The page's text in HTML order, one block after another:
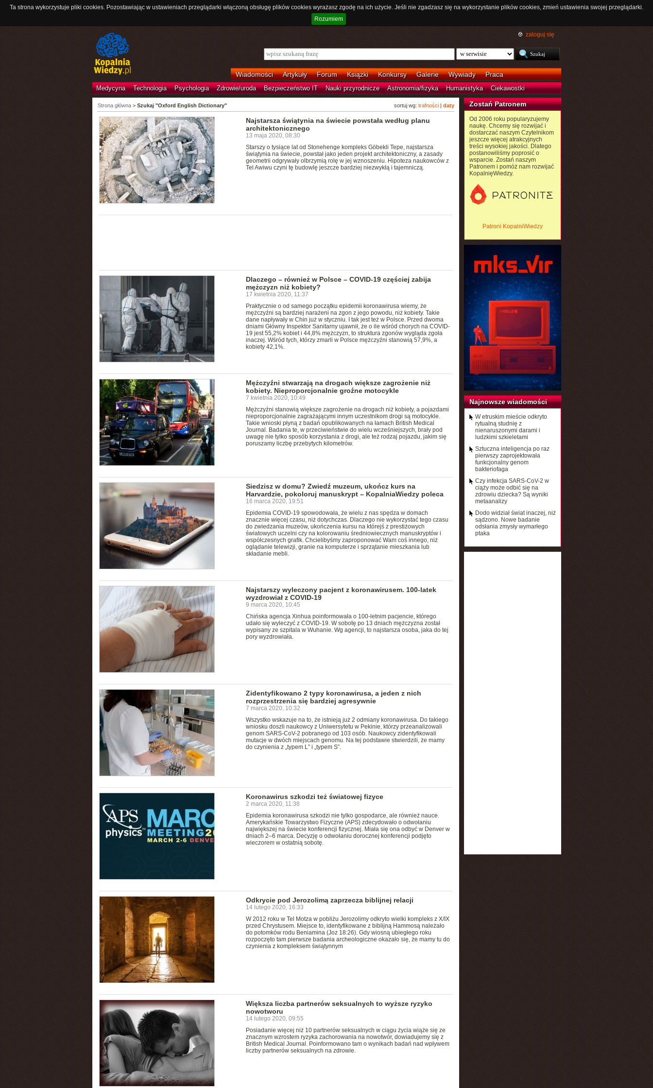
Ta strona wykorzystuje pliki cookies. Pozostawiając w ustawieniach przeglądarki włączoną obsługę plików cookies wyrażasz zgodę na ich użycie. Jeśli nie zgadzasz się na wykorzystanie plików cookies, zmień ustawienia swojej przeglądarki.
Rozumiem
zaloguj się
Wiadomości Artykuły Forum Książki Konkursy Galerie Wywiady Praca
Medycyna Technologia Psychologia Zdrowie/uroda Bezpieczeństwo IT Nauki przyrodnicze Astronomia/fizyka Humanistyka Ciekawostki
sortuj wg: trafności| daty
Strona główna> Szukaj "Oxford English Dictionary"
Najstarsza świątynia na świecie powstała według planu
architektonicznego
13 maja 2020, 08:30
Starszy o tysiące lat od Stonehenge kompleks Göbekli Tepe, najstarsza
świątynia na świecie, powstał jako jeden projekt architektoniczny, a zasady
geometrii odgrywały olbrzymią rolę w jej wznoszeniu. Hipoteza naukowców z
Tel Awiwu czyni tę budowlę jeszcze bardziej niezwykłą i tajemniczą.
Dlaczego – również w Polsce – COVID-19 częściej zabija
mężczyzn niż kobiety?
17 kwietnia 2020, 11:37
Praktycznie o od samego początku epidemii koronawirusa wiemy, że
mężczyźni są bardziej narażeni na zgon z jego powodu, niż kobiety. Takie
dane napływały w Chin już w styczniu. I tak jest też w Polsce. Przed dwoma
dniami Główny Inspektor Sanitarny ujawnił, że o ile wśród chorych na COVID-
19 jest 55,2% kobiet i 44,8% mężczyzn, to struktura zgonów wygląda zgoła
inaczej. Wśród tych, którzy zmarli w Polsce mężczyźni stanowią 57,9%, a
kobiety 42,1%.
Mężczyźni stwarzają na drogach większe zagrożenie niż
kobiety. Nieproporcjonalnie groźne motocykle
7 kwietnia 2020, 10:49
Mężczyźni stanowią większe zagrożenie na drogach niż kobiety, a pojazdami
nieproporcjonalnie zagrażającymi innym uczestnikom drogi są motocykle.
Takie wnioski płyną z badań opublikowanych na łamach British Medical
Journal. Badania te, w przeciwieństwie do wielu wcześniejszych, brały pod
uwagę nie tylko sposób korzystania z drogi, ale też rodzaj pojazdu, jakim się
poruszamy liczbę przebytych kilometrów.
Siedzisz w domu? Zwiedź muzeum, ukończ kurs na
Harvardzie, pokoloruj manuskrypt – KopalniaWiedzy poleca
16 marca 2020, 19:51
Epidemia COVID-19 spowodowała, że wielu z nas spędza w domach
znacznie więcej czasu, niż dotychczas. Dlaczego nie wykorzystać tego czasu
do zwiedzania muzeów, ukończenia kursu na którejś z prestiżowych
światowych uczelni czy na kolorowaniu średniowiecznych manuskryptów i
współczesnych grafik. Chcielibyśmy zaproponować Wam coś innego, niż
oglądanie telewizji, granie na komputerze i sprzątanie mieszkania lub
składanie mebli.
Najstarszy wyleczony pacjent z koronawirusem. 100-latek
wyzdrowiał z COVID-19
9 marca 2020, 10:45
Chińska agencja Xinhua poinformowała o 100-letnim pacjencie, którego
udało się wyleczyć z COVID-19. W sobotę po 13 dniach mężczyzna został
wypisany ze szpitala w Wuhanie. Wg agencji, to najstarsza osoba, jaka do tej
pory wyzdrowiała.
Zidentyfikowano 2 typy koronawirusa, a jeden z nich
rozprzestrzenia się bardziej agresywnie
7 marca 2020, 10:32
Wszystko wskazuje na to, że istnieją już 2 odmiany koronawirusa. Do takiego
wniosku doszli naukowcy z Uniwersytetu w Pekinie, którzy przeanalizowali
genom SARS-CoV-2 pobranego od 103 osób. Naukowcy zidentyfikowali
mutacje w dwóch miejscach genomu. Na tej podstawie stwierdzili, że mamy
do czynienia z „typem L” i „typem S”.
Koronawirus szkodzi też światowej fizyce
2 marca 2020, 11:38
Epidemia koronawirusa szkodzi nie tylko gospodarce, ale również nauce.
Amerykańskie Towarzystwo Fizyczne (APS) zdecydowało o odwołaniu
największej na świecie konferencji fizycznej. Miała się ona odbyć w Denver w
dniach 2–6 marca. Decyzję o odwołaniu dorocznej konferencji podjęto
wieczorem w ostatnią sobotę.
Odkrycie pod Jerozolimą zaprzecza biblijnej relacji
14 lutego 2020, 16:33
W 2012 roku w Tel Motza w pobliżu Jerozolimy odkryto wielki kompleks z X/IX
przed Chrystusem. Miejsce to, identyfikowane z biblijną Hammosą należało
do potomków rodu Beniamina (Joz 18:26). Gdy wiosną ubiegłego roku
rozpoczęto tam pierwsze badania archeologiczne okazało się, że mamy tu do
czynienia z kompleksem świątynnym
Większa liczba partnerów seksualnych to wyższe ryzyko
nowotworu
14 lutego 2020, 09:55
Posiadanie więcej niż 10 partnerów seksualnych w ciągu życia wiąże się ze
znacznym wzrostem ryzyka zachorowania na nowotwór, dowiadujemy się z
British Medical Journal. Poinformowano tam o wynikach badań nad wpływem
liczby partnerów seksualnych na zdrowie.
Zostań Patronem
Od 2006 roku popularyzujemy
naukę. Chcemy się rozwijać i
dostarczać naszym Czytelnikom
jeszcze więcej atrakcyjnych
treści wysokiej jakości. Dlatego
postanowiliśmy poprosić o
wsparcie. Zostań naszym
Patronem i pomóż nam rozwijać
KopalnięWiedzy.
Patroni KopalniWiedzy
Najnowsze wiadomości
W etruskim mieście odkryto
rytualną studnię z
nienaruszonymi darami i
ludzkimi szkieletami
Sztuczna inteligencja po raz
pierwszy zaprojektowała
funkcjonalny genom
bakteriofaga
Czy infekcja SARS-CoV-2 w
ciąży może odbić się na
zdrowiu dziecka? Są wyniki
metaanalizy
Dodo widział świat inaczej, niż
sądzono. Nowe badanie
odsłania zmysły wymarłego
ptaka